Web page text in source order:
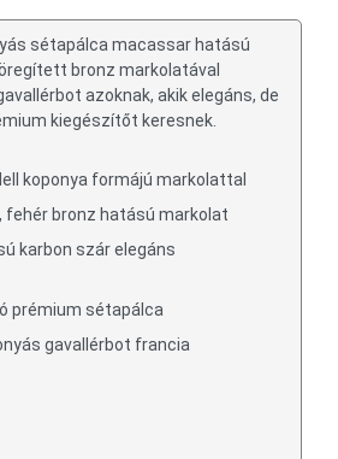
sétapálca macassar hatású
bronz markolatával
azoknak, akik elegáns, de
kiegészítőt keresnek.
koponya formájú markolattal
fehér bronz hatású markolat
karbon szár elegáns
prémium sétapálca
gavallérbot francia